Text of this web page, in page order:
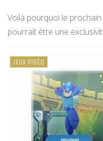
Voilà pourquoi le
pourrait être une
JEUX VIDÉO